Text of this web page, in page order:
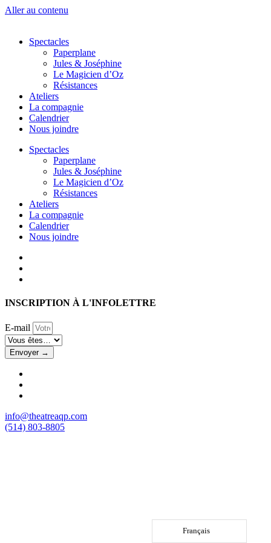
Aller au contenu
Spectacles
Paperplane
Jules & Joséphine
Le Magicien d’Oz
Résistances
Ateliers
La compagnie
Calendrier
Nous joindre
Spectacles
Paperplane
Jules & Joséphine
Le Magicien d’Oz
Résistances
Ateliers
La compagnie
Calendrier
Nous joindre
INSCRIPTION À L'INFOLETTRE
E-mail
Envoyer →
info@theatreaqp.com
(514) 803-8805
Français